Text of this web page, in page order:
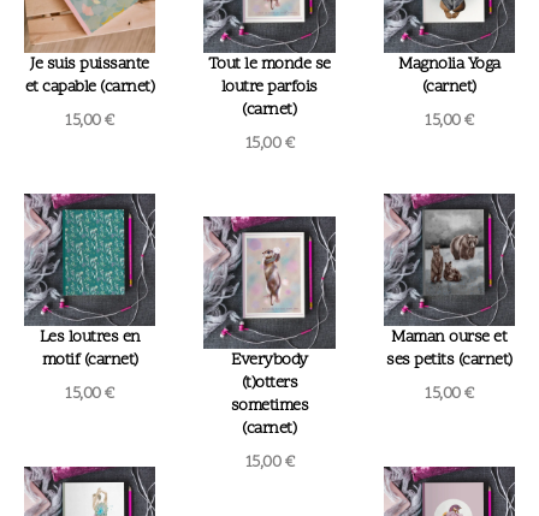
Je suis puissante
et capable (carnet)
15,00€
Tout le monde se
loutre parfois
(carnet)
15,00€
Magnolia Yoga
(carnet)
15,00€
Les loutres en
motif (carnet)
15,00€
Maman ourse et
ses petits (carnet)
15,00€
Everybody
(t)otters
sometimes
(carnet)
15,00€